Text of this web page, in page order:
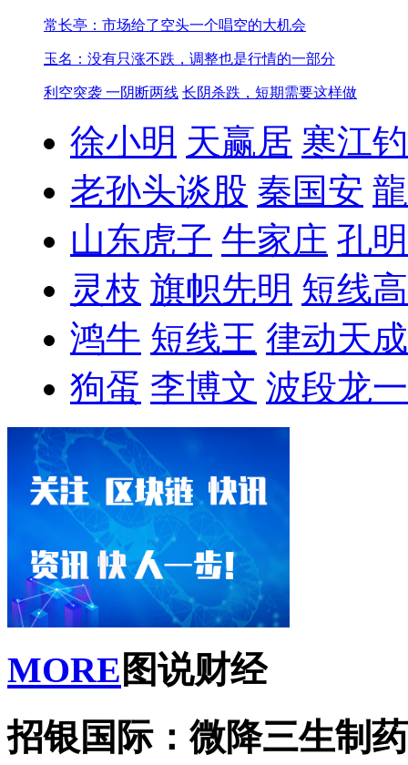
常长亭：市场给了空头一个唱空的大机会
玉名：没有只涨不跌，调整也是行情的一部分
利空突袭 一阴断两线 长阴杀跌，短期需要这样做
徐小明 天赢居 寒江
老孙头谈股 秦国安
山东虎子 牛家庄 孔
灵枝 旗帜先明 短线
鸿牛 短线王 律动天成
狗蛋 李博文 波段龙一
MORE 图说财经
招银国际：微降三生制